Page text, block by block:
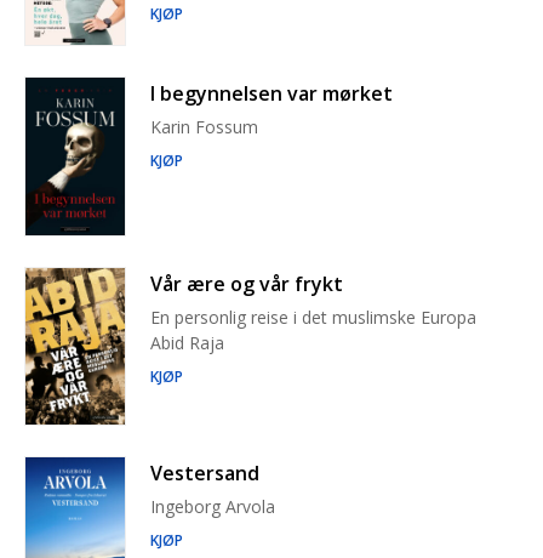
KJØP
I begynnelsen var mørket
Karin Fossum
KJØP
Vår ære og vår frykt
En personlig reise i det muslimske Europa
Abid Raja
KJØP
Vestersand
Ingeborg Arvola
KJØP